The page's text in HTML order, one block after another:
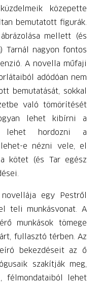
közepette
bemutatott figurák.
mellett (és
Tarnál nagyon fontos
A novella műfaji
adódóan nem
bemutatását, sokkal
való tömörítését
lehet kibírni a
lehet hordozni a
e nézni vele, el
kötet (és Tar egész
egy Pestről
teli munkásvonat. A
munkások tömege
fullasztó térben. Az
bekezdéseit az ő
szakítják meg,
félmondataiból lehet